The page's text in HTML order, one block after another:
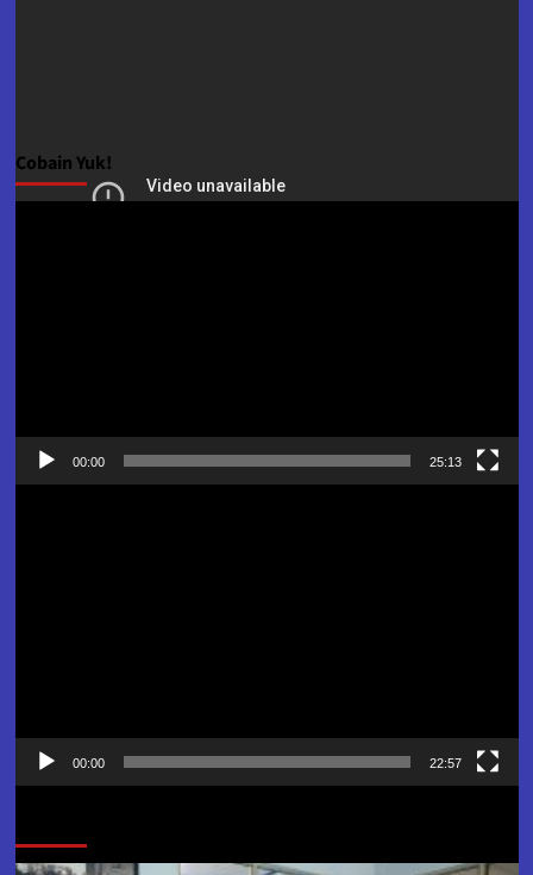
Cobain Yuk!
00:00 25:13
00:00 22:57